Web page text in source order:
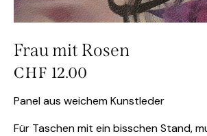
Frau mit Rosen
CHF 12.00
Panel aus weichem Kunstleder
Für Taschen mit ein bisschen Stand,